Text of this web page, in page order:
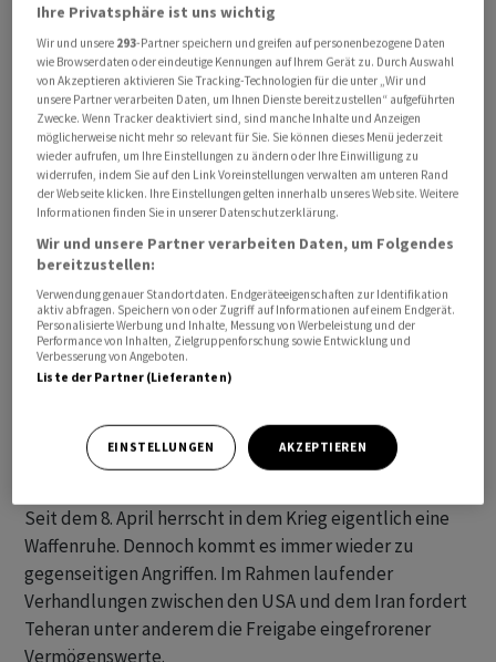
Auftrag gegeben, hiess es in den Berichten. Es würden
zudem Möglichkeiten geprüft, iranische
Vermögenswerte auch für künftige Reparatur- und
Wiederaufbaumassnahmen zugänglich zu machen.
Nicht bekannt war zunächst, um welche Art von
Vermögenswerten es sich bei den Überlegungen handle
- etwa um Geld auf eingefrorenen Bankkonten oder um
Sachwerte wie Öltanker.
Wiederholte Angriffe trotz geltender Waffenruhe
Der Iran hat seit Beginn des Iran-Kriegs Ende Februar
mehrfach Geschosse auf Staaten am Persischen Golf
gefeuert, zuletzt in der Nacht auf Samstag auf Kuwait
Stützpunkte, die nur wenige Hundert Kilometer
Luftlinie vom Iran entfernt sind.
Seit dem 8. April herrscht in dem Krieg eigentlich eine
Waffenruhe. Dennoch kommt es immer wieder zu
gegenseitigen Angriffen. Im Rahmen laufender
Verhandlungen zwischen den USA und dem Iran fordert
Teheran unter anderem die Freigabe eingefrorener
Vermögenswerte.
Ihre Privatsphäre ist uns wichtig
Wir und unsere 293-Partner speichern und greifen auf personenbezogene Daten
wie Browserdaten oder eindeutige Kennungen auf Ihrem Gerät zu. Durch Auswahl
von Akzeptieren aktivieren Sie Tracking-Technologien für die unter „Wir und
unsere Partner verarbeiten Daten, um Ihnen Dienste bereitzustellen“ aufgeführten
Zwecke. Wenn Tracker deaktiviert sind, sind manche Inhalte und Anzeigen
möglicherweise nicht mehr so relevant für Sie. Sie können dieses Menü jederzeit
wieder aufrufen, um Ihre Einstellungen zu ändern oder Ihre Einwilligung zu
widerrufen, indem Sie auf den Link Voreinstellungen verwalten am unteren Rand
der Webseite klicken. Ihre Einstellungen gelten innerhalb unseres Website. Weitere
Informationen finden Sie in unserer Datenschutzerklärung.
Wir und unsere Partner verarbeiten Daten, um Folgendes
bereitzustellen:
Verwendung genauer Standortdaten. Endgeräteeigenschaften zur Identifikation
aktiv abfragen. Speichern von oder Zugriff auf Informationen auf einem Endgerät.
Personalisierte Werbung und Inhalte, Messung von Werbeleistung und der
Performance von Inhalten, Zielgruppenforschung sowie Entwicklung und
Verbesserung von Angeboten.
Liste der Partner (Lieferanten)
EINSTELLUNGEN AKZEPTIEREN